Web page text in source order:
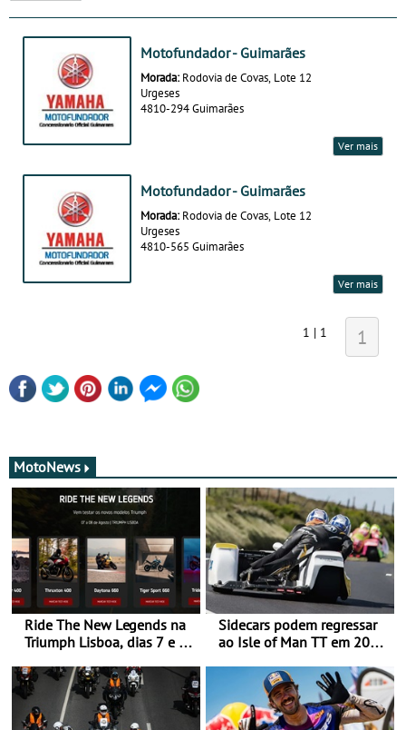
Motofundador - Guimarães
Morada: Rodovia de Covas, Lote 12
Urgeses
4810-294 Guimarães
Ver mais
Motofundador - Guimarães
Morada: Rodovia de Covas, Lote 12
Urgeses
4810-565 Guimarães
Ver mais
1 | 1 1
MotoNews
Ride The New Legends na
Triumph Lisboa, dias 7 e 8
Sidecars podem regressar
ao Isle of Man TT em 2027